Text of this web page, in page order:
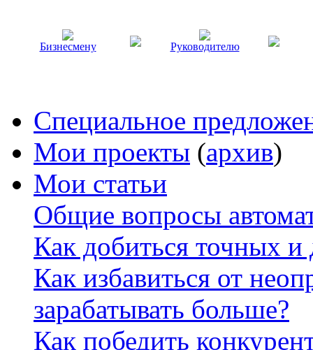
Бизнесмену Руководителю
Специальное
Мои проекты (архив)
Мои статьи
Общие вопросы
Как добиться точных
Как избавиться от
зарабатывать больше?
Как победить